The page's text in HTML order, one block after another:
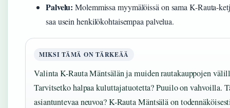
Palvelu: Molemmissa myymälöissä on sama K-Rauta-
saa usein henkilökohtaisempaa palvelua.
MIKSI TÄMÄ ON TÄRKEÄÄ
Valinta K-Rauta Mäntsälän ja muiden rautakauppojen
Tarvitsetko halpaa kuluttajatuotetta? Puuilo on vahvoilla.
asiantuntevaa neuvoa? K-Rauta Mäntsälä on